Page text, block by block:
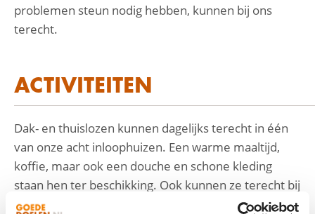
problemen steun nodig hebben, kunnen bij ons
terecht.
ACTIVITEITEN
Dak- en thuislozen kunnen dagelijks terecht in één
van onze acht inloophuizen. Een warme maaltijd,
koffie, maar ook een douche en schone kleding
staan hen ter beschikking. Ook kunnen ze terecht bij
onze maatschappelijk werkers of meedoen aan